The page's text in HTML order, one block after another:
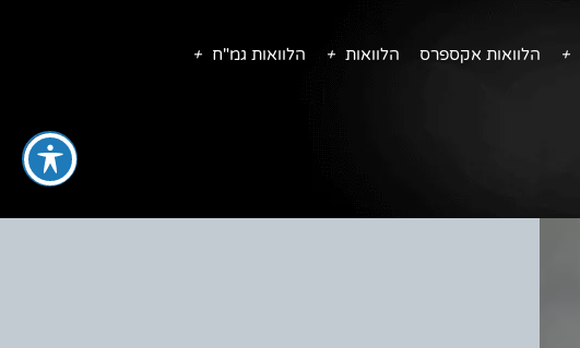
הלוואות אקספרס הלוואות הלוואות גמ"ח